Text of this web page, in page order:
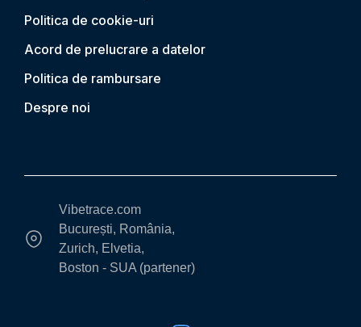
Politica de cookie-uri
Acord de prelucrare a datelor
Politica de rambursare
Despre noi
Vibetrace.com
București, România,
Zurich, Elvetia,
Boston - SUA (partener)